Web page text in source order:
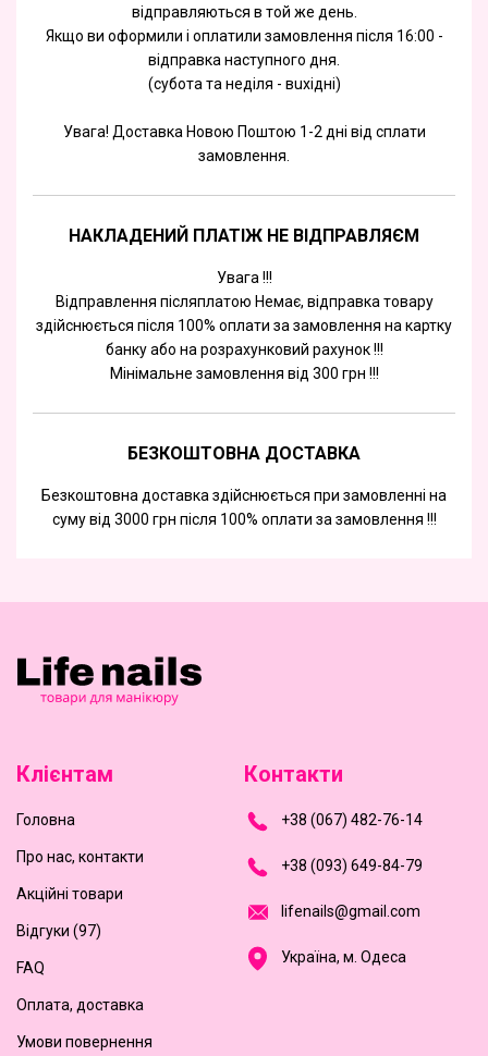
відправляються в той же день.
Якщо ви оформили і оплатили замовлення після 16:00 -
відправка наступного дня.
(субота та недiля - вuхiднi)
Увага! Доставка Новою Поштою 1-2 дні від сплати
замовлення.
НАКЛАДЕНИЙ ПЛАТІЖ НЕ ВІДПРАВЛЯЄМ
Увага !!!
Відправлення післяплатою Немає, відправка товару
здійснюється після 100% оплати за замовлення на картку
банку або на розрахунковий рахунок !!!
Мінімальне замовлення від 300 грн !!!
БЕЗКОШТОВНА ДОСТАВКА
Безкоштовна доставка здійснюється при замовленні на
суму від 3000 грн після 100% оплати за замовлення !!!
Клієнтам
Головна
Про нас, контакти
Акційні товари
Відгуки (97)
FAQ
Оплата, доставка
Умови повернення
Контакти
+38 (067) 482-76-14
+38 (093) 649-84-79
ifenai s@gmai com
Україна, м. Одеса